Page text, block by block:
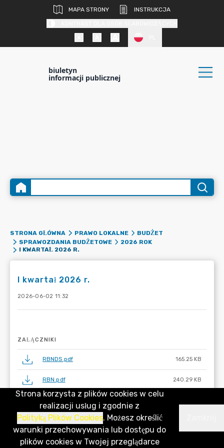
MAPA STRONY
INSTRUKCJA
biuletyn
informacji publicznej
STRONA GŁÓWNA PRAWO LOKALNE
BUDŻET
SPRAWOZDANIA BUDŻETOWE
2026 ROK
I KWARTAŁ 2026 R.
I kwartał 2026 r.
2026-06-02 11:32
ZAŁĄCZNIKI
RBNDS.pdf 165.25 KB
RBN.pdf 240.29 KB
RBZ.pdf
RB28S.pdf
RB27S.pdf
Strona korzysta z plików cookies w celu
realizacji usług i zgodnie z
Polityką Plików Cookies. Możesz określić
warunki przechowywania lub dostępu do
plików cookies w Twojej przeglądarce